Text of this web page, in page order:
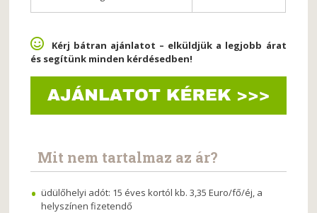
Kérj bátran ajánlatot – elküldjük a legjobb árat
és segítünk minden kérdésedben!
Mit nem tartalmaz az ár?
üdülőhelyi adót: 15 éves kortól kb. 3,35 Euro/fő/éj, a
helyszínen fizetendő